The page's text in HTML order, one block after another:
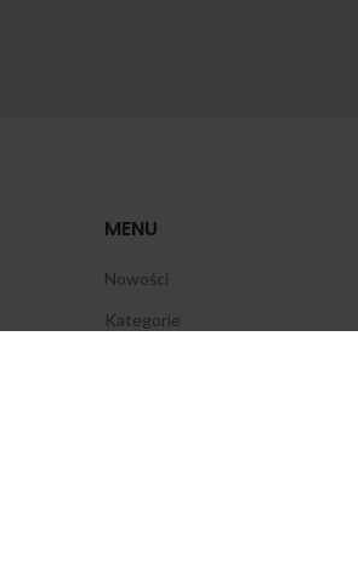
MENU
Nowości
Kategorie